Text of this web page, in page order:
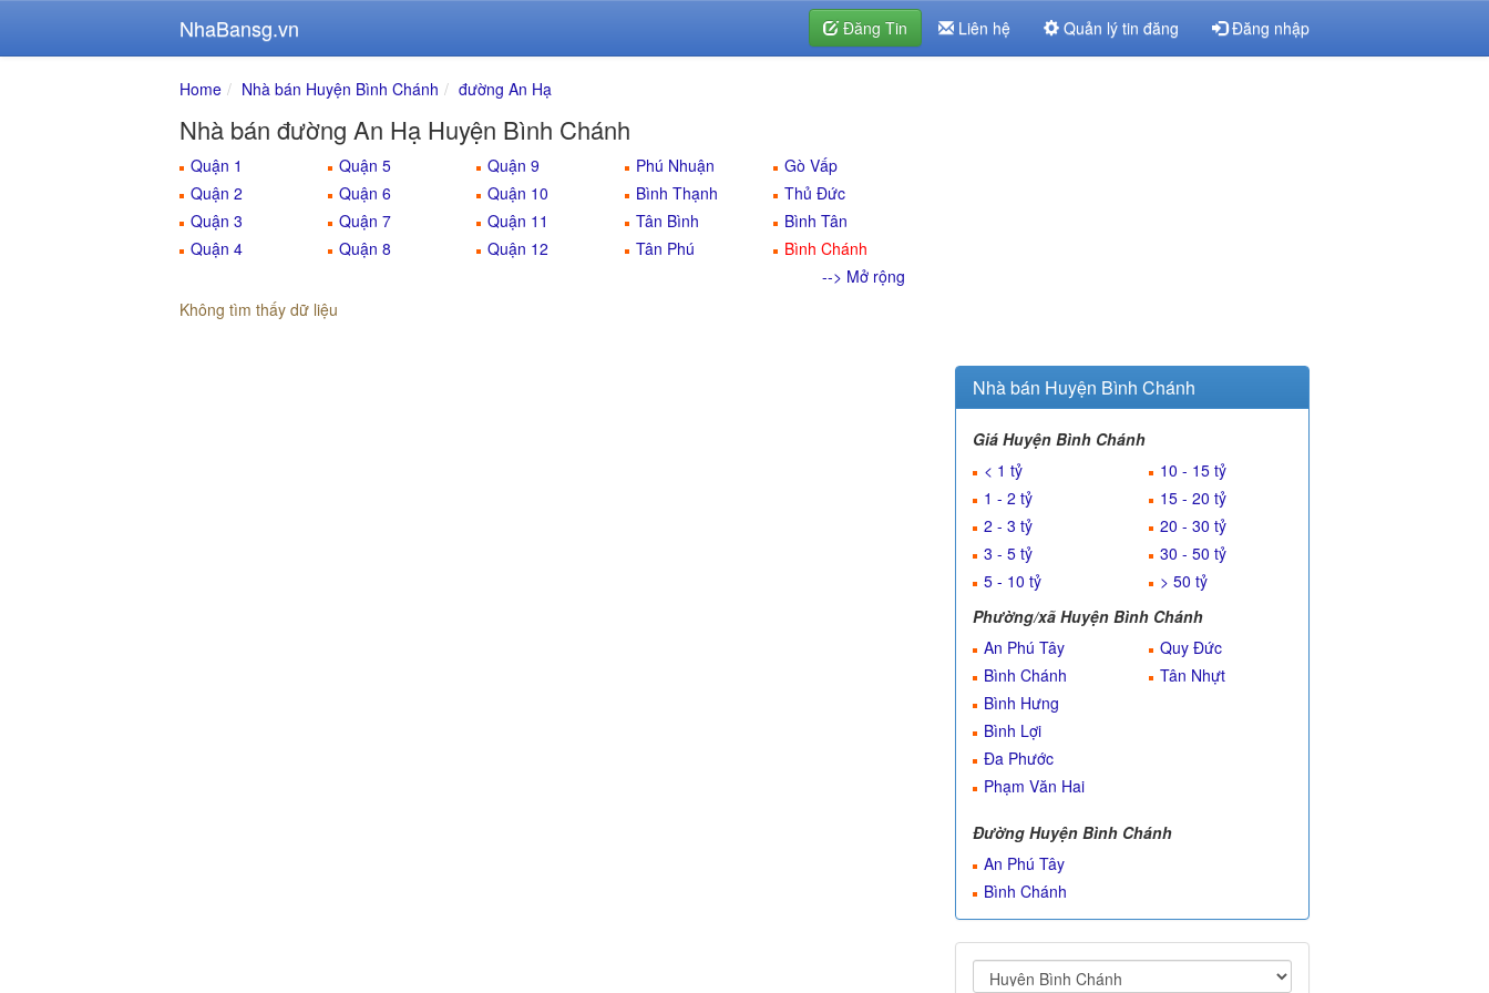
NhaBansg.vn Đăng Tin Liên hệ Quản lý tin đăng Đăng nhập
Home Nhà bán Huyện Bình Chánh đường An Hạ
Nhà bán đường An Hạ Huyện Bình Chánh
Quận 1
Quận 2
Quận 3
Quận 4
Quận 5
Quận 6
Quận 7
Quận 8
Quận 9
Quận 10
Quận 11
Quận 12
Phú Nhuận
Bình Thạnh
Tân Bình
Tân Phú
Gò Vấp
Thủ Đức
Bình Tân
Bình Chánh
--> Mở rộng
Không tìm thấy dữ liệu
Nhà bán Huyện Bình Chánh
Giá Huyện Bình Chánh
< 1 tỷ
1 - 2 tỷ
2 - 3 tỷ
3 - 5 tỷ
5 - 10 tỷ
10 - 15 tỷ
15 - 20 tỷ
20 - 30 tỷ
30 - 50 tỷ
> 50 tỷ
Phường/xã Huyện Bình Chánh
An Phú Tây
Bình Chánh
Bình Hưng
Bình Lợi
Đa Phước
Phạm Văn Hai
Quy Đức
Tân Nhựt
Đường Huyện Bình Chánh
An Phú Tây
Bình Chánh